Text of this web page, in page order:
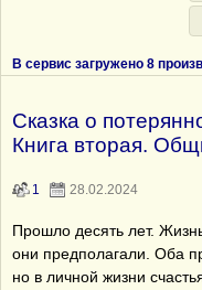
В сервис загружено 8
Сказка о
Книга вторая.
1 28.02.2024
Прошло десять лет.
они предполагали. Оба
но в личной жизни